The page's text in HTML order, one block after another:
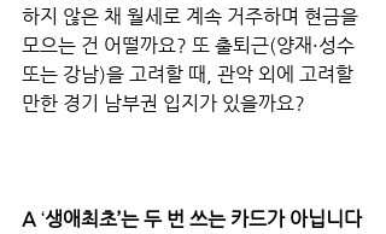
하지 않은 채 월세로 계속 거주하며 현금을
모으는 건 어떨까요? 또 출퇴근(양재·성수
또는 강남)을 고려할 때, 관악 외에 고려할
만한 경기 남부권 입지가 있을까요?
A ‘생애최초’는 두 번 쓰는 카드가 아닙니다